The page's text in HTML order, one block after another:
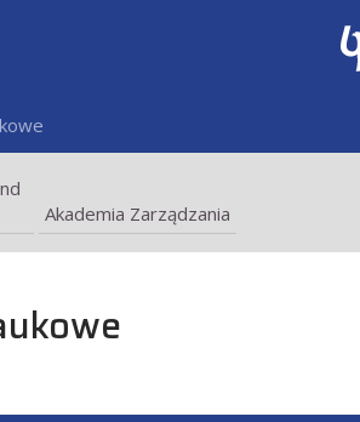
Akademia Zarządzania